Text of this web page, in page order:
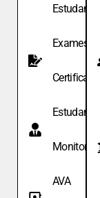
Estudante
Exames de
Certificação
Estudante
Monitor
AVA